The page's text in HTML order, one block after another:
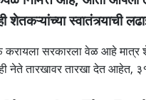
शेतकऱ्यांच्या स्वातंत्र्याची
करायला सरकारला वेळ आहे मात्र
नेते तारखावर तारखा देत